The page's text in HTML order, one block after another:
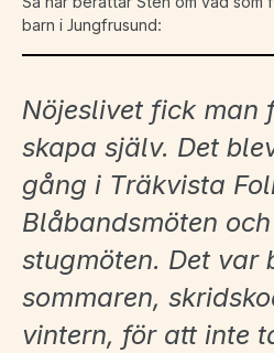
barn i Jungfrusund:
Nöjeslivet fick man
skapa själv. Det
gång i Träkvista
Blåbandsmöten
stugmöten. Det var
sommaren,
vintern, för att inte